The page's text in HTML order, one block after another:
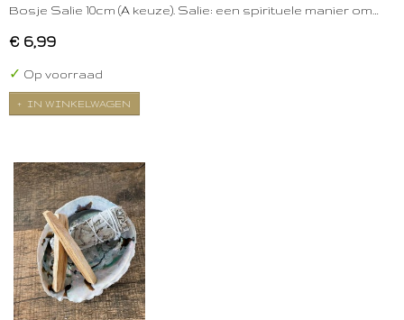
Bosje Salie 10cm (A keuze). Salie: een spirituele manier om…
€ 6,99
✓ Op voorraad
IN WINKELWAGEN